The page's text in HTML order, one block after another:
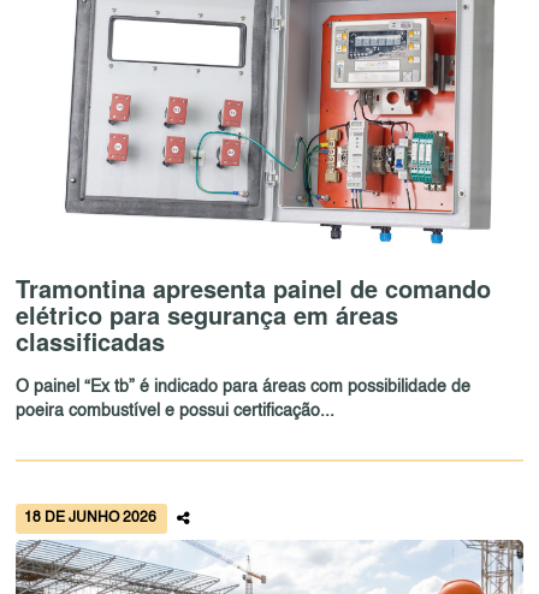
Tramontina apresenta painel de comando
elétrico para segurança em áreas
classificadas
O painel “Ex tb” é indicado para áreas com possibilidade de
poeira combustível e possui certificação...
18 DE JUNHO 2026